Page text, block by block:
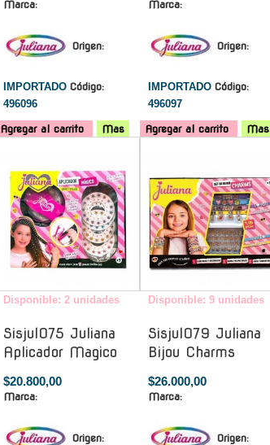
Marca:
Origen:
IMPORTADO Código:
496096
Agregar al carrito Mas
Marca:
Origen:
IMPORTADO Código:
496097
Agregar al carrito Mas
Disponible: 2 unidades
Sisjul075 Juliana
Aplicador Magico
$20.800,00
Marca:
Origen:
Disponible: 9 unidades
Sisjul079 Juliana
Bijou Charms
$26.000,00
Marca:
Origen: